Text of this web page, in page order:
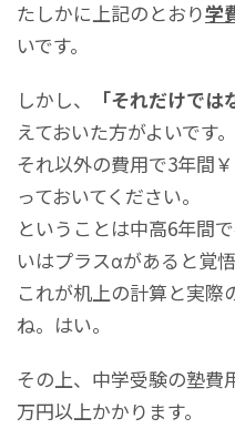
たしかに上記のとおり学
いです。
しかし、
「それだけでは
えておいた方がよいです。
それ以外の費用で3年間
っておいてください。
ということは中高6年間
いはプラスαがあると覚悟
これが机上の計算と実際
ね。はい。
その上、中学受験の塾費
万円以上かかります。